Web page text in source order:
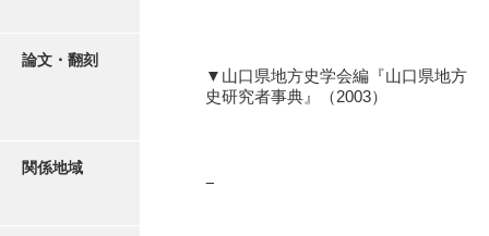
池田邦夫所蔵文書
論文・翻刻
▼山口県地方史学会編『山口県地方
史研究者事典』（2003）
関係地域
−